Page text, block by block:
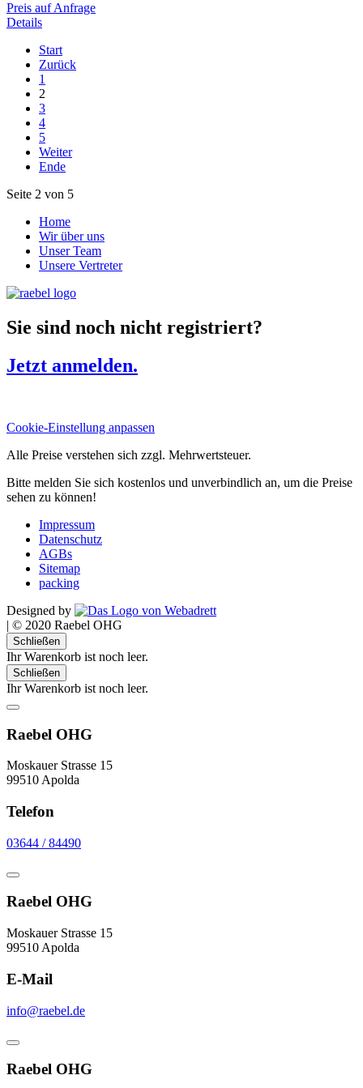
Preis auf Anfrage
Details
Start
Zurück
1
2
3
4
5
Weiter
Ende
Seite 2 von 5
Home
Wir über uns
Unser Team
Unsere Vertreter
Sie sind noch nicht registriert?
Jetzt anmelden.
Cookie-Einstellung anpassen
Alle Preise verstehen sich zzgl. Mehrwertsteuer.
Bitte melden Sie sich kostenlos und unverbindlich an, um die Preise
sehen zu können!
Impressum
Datenschutz
AGBs
Sitemap
packing
Designed by
| © 2020 Raebel OHG
Schließen
Ihr Warenkorb ist noch leer.
Schließen
Ihr Warenkorb ist noch leer.
Raebel OHG
Moskauer Strasse 15
99510 Apolda
Telefon
03644 / 84490
Raebel OHG
Moskauer Strasse 15
99510 Apolda
E-Mail
info@raebel.de
Raebel OHG